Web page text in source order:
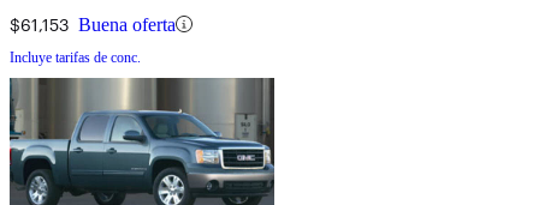
$61,153 Buena oferta
Incluye tarifas de conc.